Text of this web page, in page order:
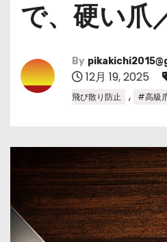
で、硬い爪
By
12月 19, 2025
飛び散り防止
, #高級